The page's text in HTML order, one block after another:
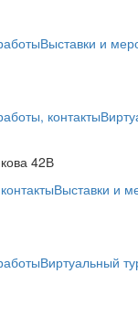
Выставки и
контакты
42В
Выставки и
Виртуальный